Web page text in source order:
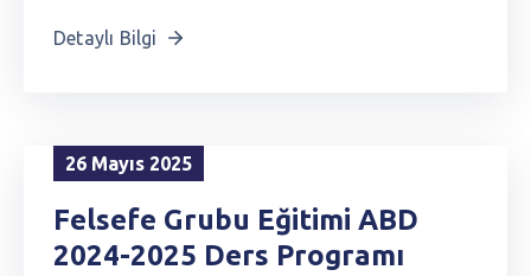
Detaylı Bilgi
26 Mayıs 2025
Felsefe Grubu Eğitimi ABD
2024-2025 Ders Programı